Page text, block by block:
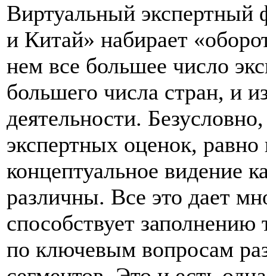
Виртуальный экспертный
и Китай» набирает
нем все большее число
большего числа стран, и
деятельности.
экспертных оценок, равно
концептуальное видение
различны. Все это дает
способствует
по ключевым вопросам